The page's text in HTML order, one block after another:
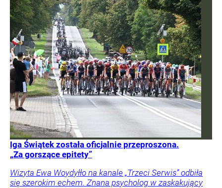
Iga Świątek została oficjalnie przeproszona.
„Za gorszące epitety”
Wizyta Ewa Woydyłło na kanale „Trzeci Serwis” odbiła
się szerokim echem. Znana psycholog w zaskakujący